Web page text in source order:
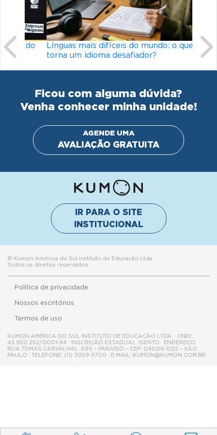
Línguas mais difíceis do mundo: o que
torna um idioma desafiador?
Ficou com alguma dúvida?
Venha conhecer minha unidade!
AGENDE UMA
AVALIAÇÃO GRATUITA
IR PARA O SITE
INSTITUCIONAL
© Kumon América do Sul Instituto de Educacão Ltda.
Todos os direitos reservados
Política de privacidade
Termos de uso
Nossos escritórios
KUMON AMÉRICA DO SUL INSTITUTO DE EDUCAÇÃO LTDA. · CNPJ:
43.950.252/0001-94 · INSCRIÇÃO ESTADUAL: ISENTO · ENDEREÇO:
RUA TOMÁS CARVALHAL, 686 – PARAÍSO – CEP: 04006-002 – SÃO
PAULO · TELEFONE: (11) 3059-3700 · E-MAIL: KUMON@KUMON.COM.BR